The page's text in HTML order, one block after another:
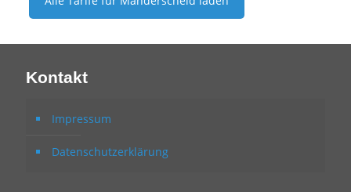
Kontakt
Impressum
Datenschutzerklärung